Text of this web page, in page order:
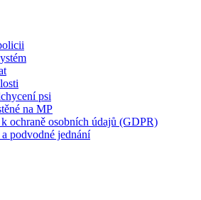
psi
na MP
ochraně osobních údajů (GDPR)
podvodné jednání